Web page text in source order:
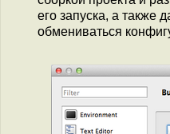
его запуска, а также
обмениваться